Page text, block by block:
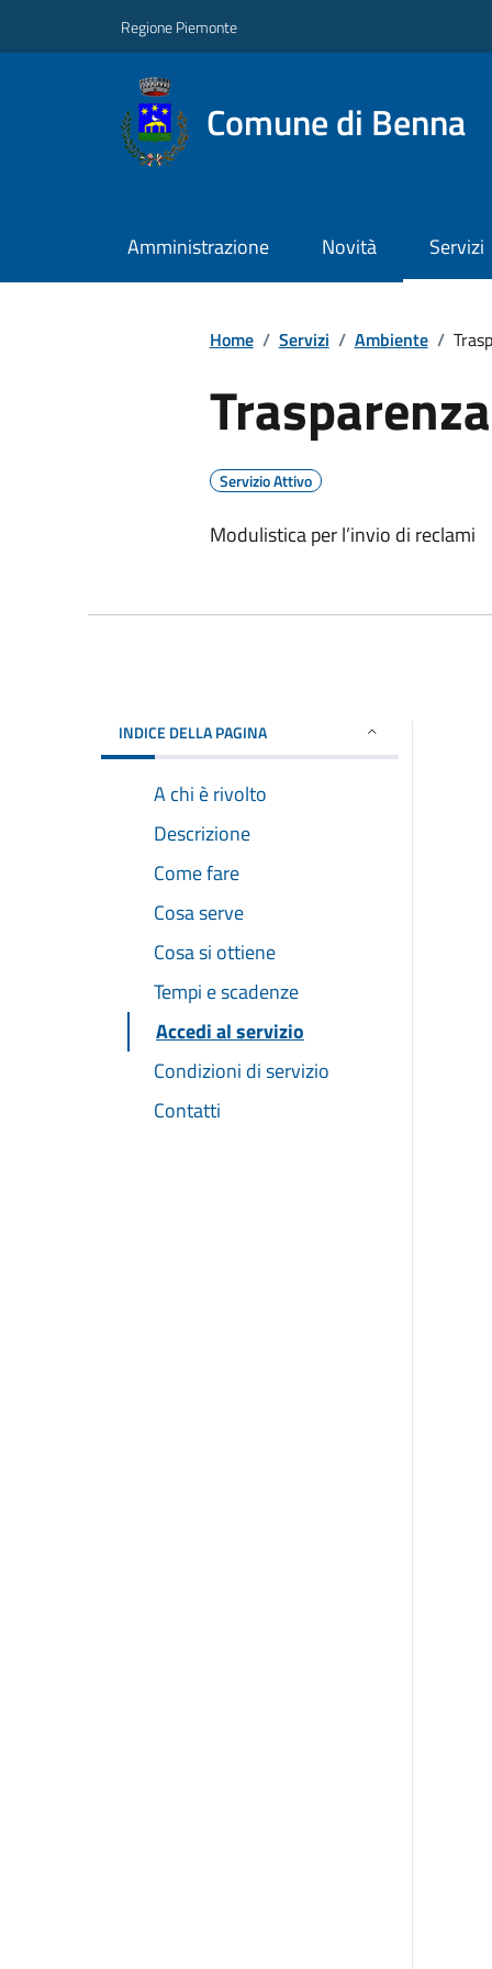
Regione Piemonte
Comune di Benna
Amministrazione Novità Servizi
Home / Servizi / Ambiente /
Servizio Attivo
Modulistica per l’invio di reclami
INDICE DELLA PAGINA
A chi è rivolto
Descrizione
Come fare
Cosa serve
Cosa si ottiene
Tempi e scadenze
Accedi al servizio
Condizioni di servizio
Contatti